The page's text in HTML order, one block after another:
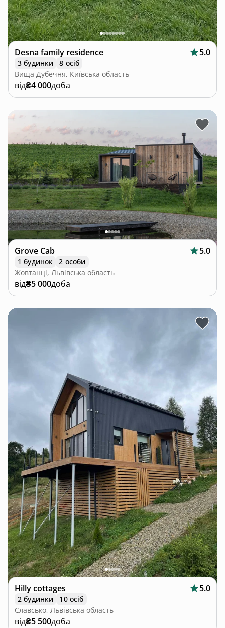
Desna family residence 5.0
3 будинки
8 осіб
Вища Дубечня, Київська область
від₴4 000доба
Grove Cab 5.0
1 будинок
2 особи
Жовтанці, Львівська область
від₴5 000доба
Hilly cottages 5.0
2 будинки
10 осіб
Славсько, Львівська область
від₴5 500доба